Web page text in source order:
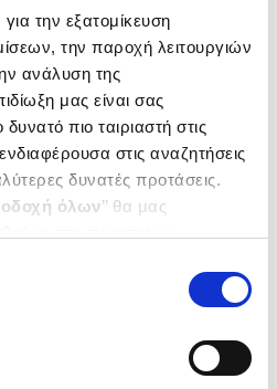
την εξατομίκευση
την παροχή λειτουργιών
ανάλυση της
μας είναι σας
πιο ταιριαστή στις
στις αναζητήσεις
δυνατές προτάσεις.
όλων’’ θα μας
από τα παρακάτω με την
να ενημερωθείτε σχετικά με